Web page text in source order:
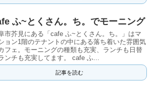
ふ~とくさん。ち。でモーニング
市芥見にある「cafe ふ~とくさん。ち。」はマ
ョン1階のテナントの中にある落ち着いた雰囲気
フェ。モーニングの種類も充実、ランチも日替
ンチも充実してます。 cafe ふ...
記事を読む